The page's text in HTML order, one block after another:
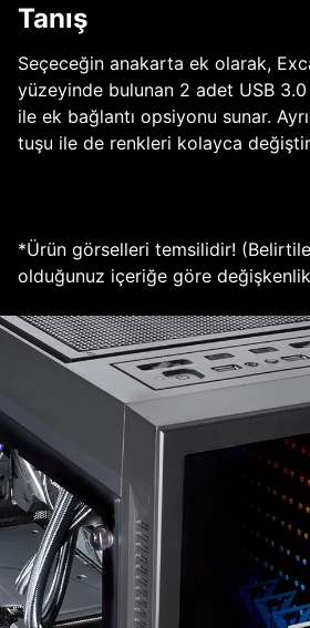
Tanış
Seçeceğin anakarta ek olarak,
yüzeyinde bulunan 2 adet USB
ile ek bağlantı opsiyonu sunar.
tuşu ile de renkleri kolayca
*Ürün görselleri temsilidir!
olduğunuz içeriğe göre